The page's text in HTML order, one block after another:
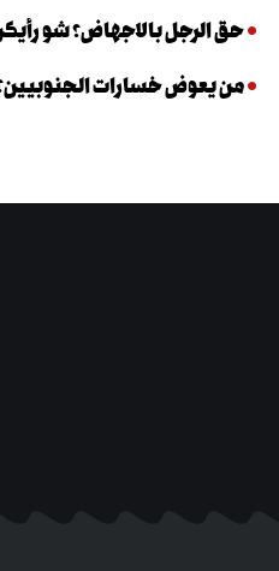
حق الرجل بالاجهاض؟ شو
من يعوض خسارات